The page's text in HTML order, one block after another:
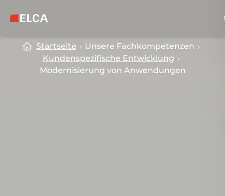
ELCA Logo — zurück zur Startseite
Startseite
Unsere Fachkompetenzen
Kundenspezifische Entwicklung
Modernisierung von Anwendungen